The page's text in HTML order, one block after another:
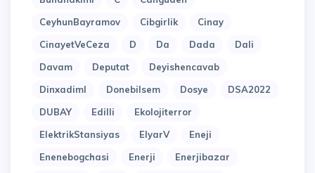
CeyhunBayramov
Cibgirlik
Cinay
CinayetVeCeza
D Da Dada
Dali
Davam
Deputat
Deyishencavab
Dinxadiml
Donebilsem Dosye
DSA2022
DUBAY
Edilli
Ekolojiterror
ElektrikStansiyas
ElyarV
Eneji
Enenebogchasi
Enerji
Enerjibazar